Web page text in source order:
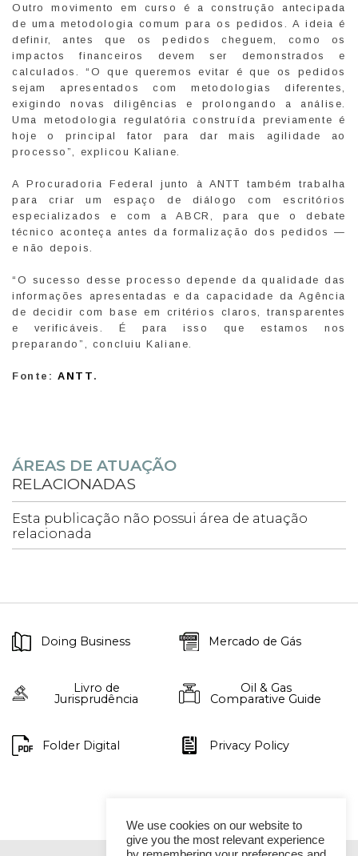
Outro movimento em curso é a construção antecipada
de uma metodologia comum para os pedidos. A ideia é
definir, antes que os pedidos cheguem, como os
impactos financeiros devem ser demonstrados e
calculados. “O que queremos evitar é que os pedidos
sejam apresentados com metodologias diferentes,
exigindo novas diligências e prolongando a análise.
Uma metodologia regulatória construída previamente é
hoje o principal fator para dar mais agilidade ao
processo”, explicou Kaliane.
A Procuradoria Federal junto à ANTT também trabalha
para criar um espaço de diálogo com escritórios
especializados e com a ABCR, para que o debate
técnico aconteça antes da formalização dos pedidos —
e não depois.
“O sucesso desse processo depende da qualidade das
informações apresentadas e da capacidade da Agência
de decidir com base em critérios claros, transparentes
e verificáveis. É para isso que estamos nos
preparando”, concluiu Kaliane.
Fonte:ANTT .
ÁREAS DE ATUAÇÃO
RELACIONADAS
Esta publicação não possui área de atuação
relacionada
Doing Business Mercado de Gás
Livro de
Jurisprudência
Oil & Gas
Comparative Guide
Folder Digital Privacy Policy
We use cookies on our website to
give you the most relevant experience